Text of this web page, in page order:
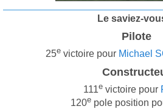
Le saviez-
Pilote
25e victoire pour Michael
111e victoire pour
120e pole position